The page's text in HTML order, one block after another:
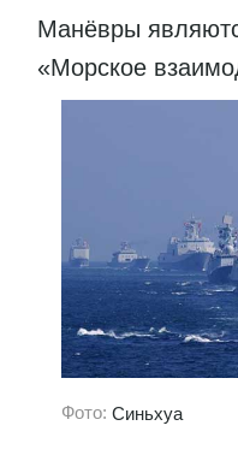
Манёвры
«Морское
Фото: Синьхуа